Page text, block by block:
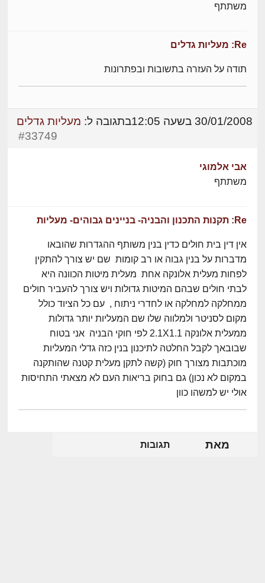
משתתף
Re: מעליות גדלים
תודה על העזרה בתשובות ובפתרונות
30/01/2008 בשעה 12:05 בתגובה ל: מעליות גדלים
#33749
אבי אלמוגי
משתתף
Re: תקנות התכנון והבניה- בניינים גבוהים- מעליות
אין דין בית חולים כדין בנין משותף ההגדרות שהובאו
מדברות על בנין גבוה או רב קומות שם יש צורך להתקין
לפחות מעלית אלונקה אחת מעלית מיטות הכוונה היא
לבתי חולים שבהם המיטות גדולות ויש צורך להעביר חולים
ממחלקה למחלקה או לחדרי ניתוח , עם כל הציוד כולל
מקום לסניטר ולמלווה שלו שם המעליות יותר גדולות
ממעלית אלונקה 2.1X1.1 לפי חוקי הבניה אני בטוח
שבובאך לקבל החלטה לתיכנון בנין כזה גדלי המעליות
מוכתבות מצורך חוק (קשה לתקן מעלית קטנה שהותקנה
במקום לא נכון) גם בחוק בריאות העם לא מצאתי התחיסות
אולי יש למשהו כוון
מאת תגובות